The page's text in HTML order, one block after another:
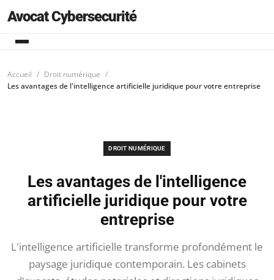
Avocat Cybersecurité
Accueil
Droit numérique
Les avantages de l'intelligence artificielle juridique pour votre entreprise
DROIT NUMÉRIQUE
Les avantages de l'intelligence
artificielle juridique pour votre
entreprise
L'intelligence artificielle transforme profondément le
paysage juridique contemporain. Les cabinets